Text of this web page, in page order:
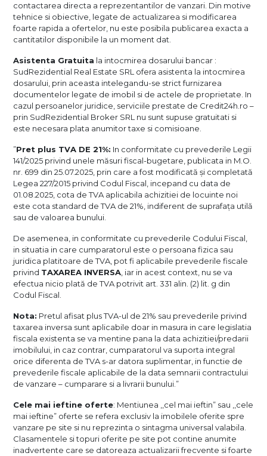
contactarea directa a reprezentantilor de vanzari. Din motive
tehnice si obiective, legate de actualizarea si modificarea
foarte rapida a ofertelor, nu este posibila publicarea exacta a
cantitatilor disponibile la un moment dat.
Asistenta Gratuita la intocmirea dosarului bancar :
SudRezidential Real Estate SRL ofera asistenta la intocmirea
dosarului, prin aceasta intelegandu-se strict furnizarea
documentelor legate de imobil si de actele de proprietate. In
cazul persoanelor juridice, serviciile prestate de Credit24h.ro –
prin SudRezidential Broker SRL nu sunt supuse gratuitati si
este necesara plata anumitor taxe si comisioane.
”Pret plus TVA DE 21%: In conformitate cu prevederile Legii
141/2025 privind unele măsuri fiscal-bugetare, publicata in M.O.
nr. 699 din 25.07.2025, prin care a fost modificată și completată
Legea 227/2015 privind Codul Fiscal, incepand cu data de
01.08.2025, cota de TVA aplicabila achizitiei de locuinte noi
este cota standard de TVA de 21%, indiferent de suprafața utilă
sau de valoarea bunului.
De asemenea, in conformitate cu prevederile Codului Fiscal,
in situatia in care cumparatorul este o persoana fizica sau
juridica platitoare de TVA, pot fi aplicabile prevederile fiscale
privind TAXAREA INVERSA , iar in acest context, nu se va
efectua nicio plată de TVA potrivit art. 331 alin. (2) lit. g din
Codul Fiscal.
Nota: Pretul afisat plus TVA-ul de 21% sau prevederile privind
taxarea inversa sunt aplicabile doar in masura in care legislatia
fiscala existenta se va mentine pana la data achizitiei/predarii
imobilului, in caz contrar, cumparatorul va suporta integral
orice diferenta de TVA s-ar datora suplimentar, in functie de
prevederile fiscale aplicabile de la data semnarii contractului
de vanzare – cumparare si a livrarii bunului.”
Cele mai ieftine oferte: Mentiunea ,,cel mai ieftin” sau ,,cele
mai ieftine” oferte se refera exclusiv la imobilele oferite spre
vanzare pe site si nu reprezinta o sintagma universal valabila.
Clasamentele si topuri oferite pe site pot contine anumite
inadvertente care se datoreaza actualizarii frecvente si foarte